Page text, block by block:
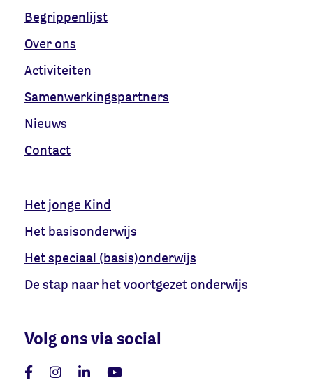
Begrippenlijst
Over ons
Activiteiten
Samenwerkingspartners
Nieuws
Contact
Het jonge Kind
Het basisonderwijs
Het speciaal (basis)onderwijs
De stap naar het voortgezet onderwijs
Volg ons via social